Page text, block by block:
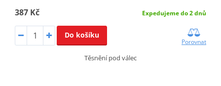
387 Kč Expedujeme do 2 dnů
Do košíku
Porovnat
Těsnění pod válec